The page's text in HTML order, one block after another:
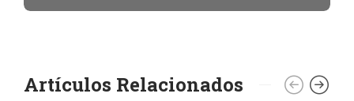
Artículos Relacionados